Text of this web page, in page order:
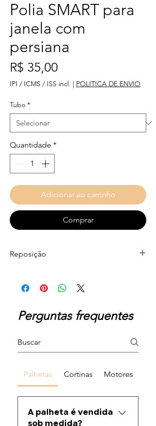
Polia SMART para
janela com
persiana
R$ 35,00
IPI / ICMS / ISS incl. POLITICA DE ENVIO
Tubo *
Quantidade *
Adicionar ao carrinho
Comprar
Reposição
Perguntas frequentes
Palhetas Cortinas Motores
A palheta é vendida
sob medida?